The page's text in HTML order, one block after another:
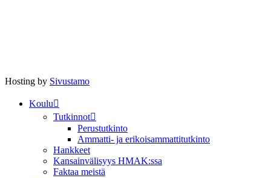
Hosting by Sivustamo
Koulu
Tutkinnot
Perustutkinto
Ammatti- ja erikoisammattitutkinto
Hankkeet
Kansainvälisyys HMAK:ssa
Faktaa meistä